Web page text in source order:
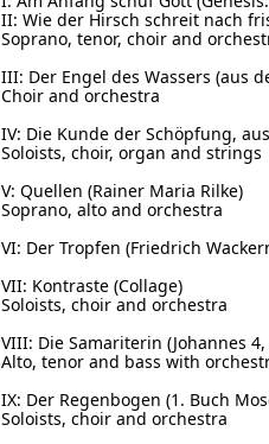
II: Wie der Hirsch schreit nach
Soprano, tenor, choir and
III: Der Engel des Wassers (aus
Choir and orchestra
IV: Die Kunde der Schöpfung,
Soloists, choir, organ and strings
V: Quellen (Rainer Maria Rilke)
Soprano, alto and orchestra
VI: Der Tropfen (Friedrich
VII: Kontraste (Collage)
Soloists, choir and orchestra
VIII: Die Samariterin (Johannes 4,
Alto, tenor and bass with
IX: Der Regenbogen (1. Buch
Soloists, choir and orchestra